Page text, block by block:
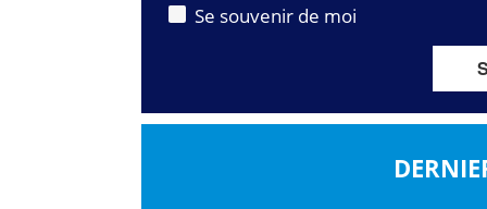
Se souvenir de moi